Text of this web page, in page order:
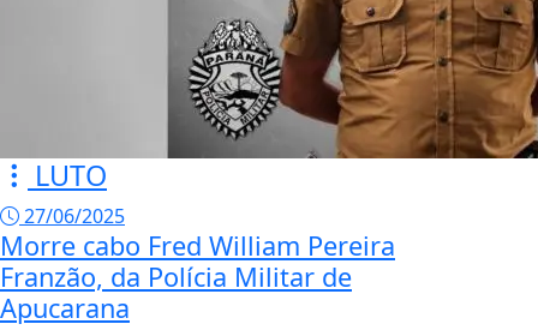
LUTO
27/06/2025
Morre cabo Fred William Pereira
Franzão, da Polícia Militar de
Apucarana